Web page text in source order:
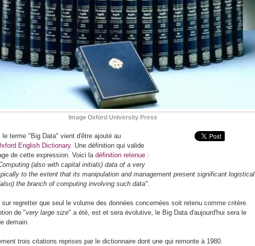
Image Oxford University Press
terme "Big Data" vient d'être ajouté au
English Dictionary. Une définition qui valide
de cette expression. Voici la définition retenue :
(also with capital initials) data of a very
to the extent that its manipulation and management present significant logistical
the branch of computing involving such data".
sur regretter que seul le volume des données concernées soit retenu comme critère.
de "very large size" a été, est et sera évolutive, le Big Data d'aujourd'hui sera le
demain.
trois citations reprises par le dictionnaire dont une qui remonte à 1980.